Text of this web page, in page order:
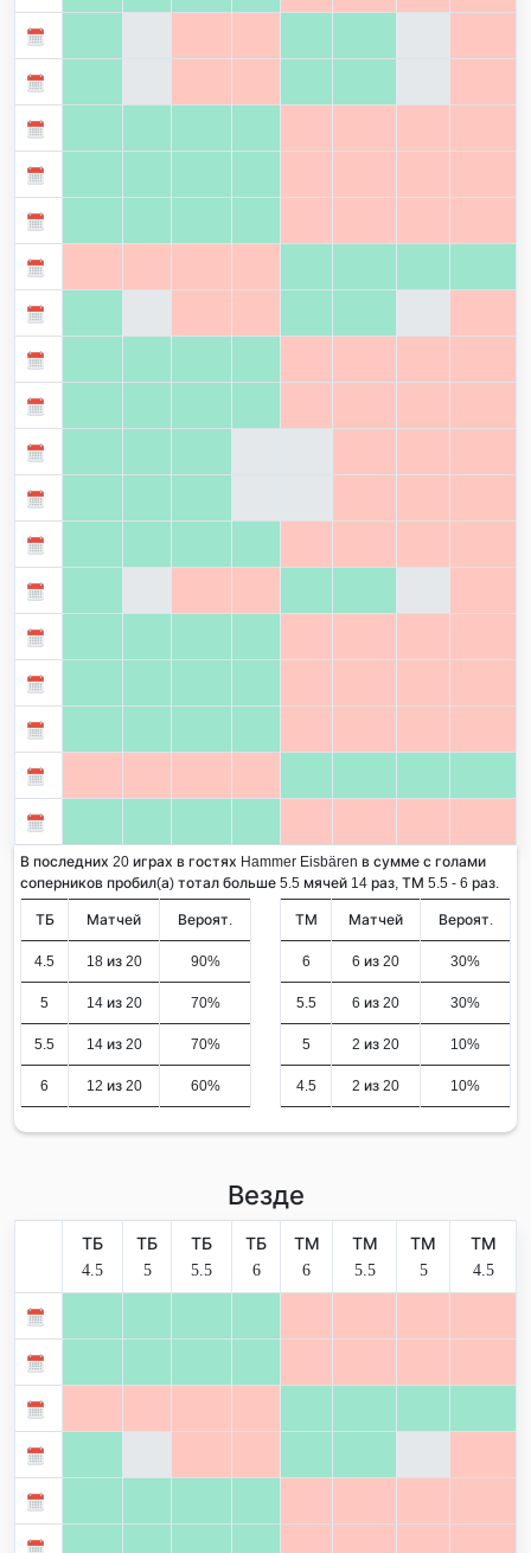
В последних 20 играх в гостях Hammer Eisbären в сумме с голами
соперников пробил(а) тотал больше 5.5 мячей 14 раз, ТМ 5.5 - 6 раз.
ТБ Матчей Вероят.
4.5 18 из 20 90%
5 14 из 20 70%
5.5 14 из 20 70%
6 12 из 20 60%
ТМ Матчей Вероят.
6 6 из 20 30%
5.5 6 из 20 30%
5 2 из 20 10%
4.5 2 из 20 10%
Везде
ТБ
4.5
ТБ
5
ТБ
5.5
ТБ
6
ТМ
6
ТМ
5.5
ТМ
5
ТМ
4.5